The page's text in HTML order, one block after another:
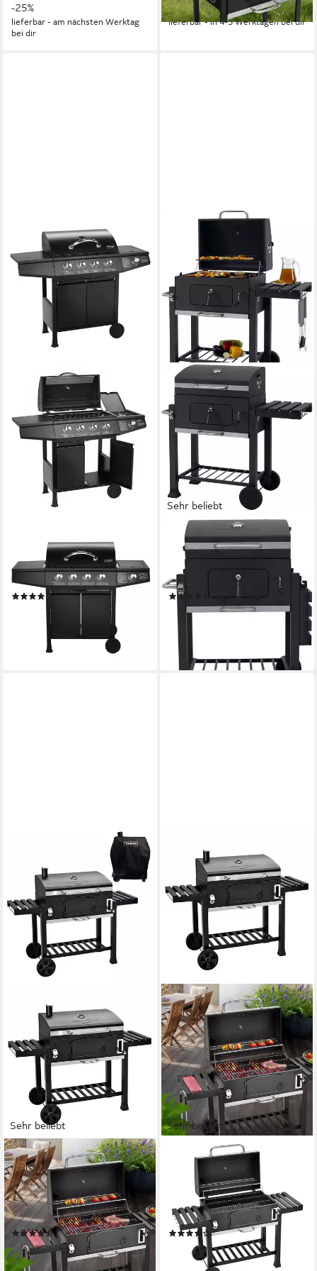
-25%
lieferbar - am nächsten Werktag
bei dir
-40%
lieferbar - in 4-5 Werktagen bei dir
Gasgrill BASIC, Piezozündung,
Stabiler Grillwagen, viele
Ablagemöglichkeiten
(77)
ab 269,99 €
mtl. in 24 Raten
lieferbar - in 3-4 Werktagen bei dir
Sehr beliebt
TEPRO
Holzkohlegrill Grillwagen
Toronto Click, BxTxH:
115x67x107 cm
(108)
139,00 € UVP199,00 €
12,70 €
-30%
lieferbar - in 4-5 Werktagen bei dir
Sehr beliebt
TAINO
Holzkohlegrill HERO XXL, mit
Abdeckhaube,
höhenverstellbare
Kohlewanne, Grillfläche: ca.
42 x 72 cm(36)
299,99 €
14,90 €
mtl. in 24 Raten
Sehr beliebt
Holzkohlegrill, HERO XXL,
Grillwagen, Smoker,
integriertes Thermometer,
klappbare Seitentische
(211)
279,99 €
13,91 €mtl. in 24 Raten